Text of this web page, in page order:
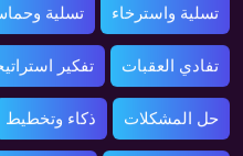
تسلية واسترخاء تسلية
تفادي العقبات تفكير
حل المشكلات ذكاء وتخطيط